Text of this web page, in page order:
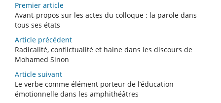
Premier article
Avant-propos sur les actes du colloque : la parole dans
tous ses états
Article précédent
Radicalité, conflictualité et haine dans les discours de
Mohamed Sinon
Article suivant
Le verbe comme élément porteur de l’éducation
émotionnelle dans les amphithéâtres